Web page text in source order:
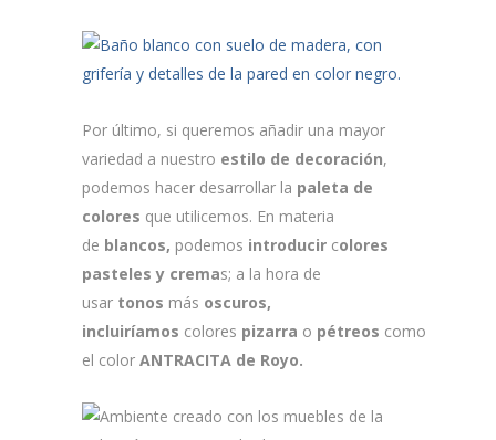
Por último, si queremos añadir una mayor
variedad a nuestro estilo de decoración,
podemos hacer desarrollar la paleta de
colores que utilicemos. En materia
de blancos, podemos introducir colores
pasteles y cremas; a la hora de
usar tonos más oscuros,
incluiríamos colores pizarra o pétreos como
el color ANTRACITA de Royo.